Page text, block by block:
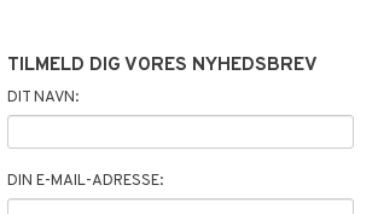
TILMELD DIG VORES NYHEDSBREV
DIT NAVN:
DIN E-MAIL-ADRESSE: